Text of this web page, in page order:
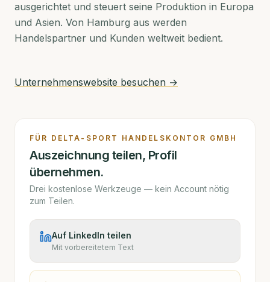
ausgerichtet und steuert seine Produktion in Europa
und Asien. Von Hamburg aus werden
Handelspartner und Kunden weltweit bedient.
Unternehmenswebsite besuchen →
FÜR DELTA-SPORT HANDELSKONTOR GMBH
Auszeichnung teilen, Profil
übernehmen.
Drei kostenlose Werkzeuge — kein Account nötig
zum Teilen.
Auf LinkedIn teilen
Mit vorbereitetem Text